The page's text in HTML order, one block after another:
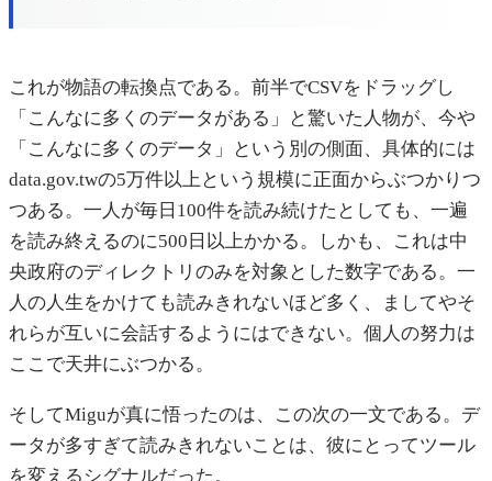
これが物語の転換点である。前半でCSVをドラッグし
「こんなに多くのデータがある」と驚いた人物が、今や
「こんなに多くのデータ」という別の側面、具体的には
data.gov.twの5万件以上という規模に正面からぶつかりつ
つある。一人が毎日100件を読み続けたとしても、一遍
を読み終えるのに500日以上かかる。しかも、これは中
央政府のディレクトリのみを対象とした数字である。一
人の人生をかけても読みきれないほど多く、ましてやそ
れらが互いに会話するようにはできない。個人の努力は
ここで天井にぶつかる。
そしてMiguが真に悟ったのは、この次の一文である。デ
ータが多すぎて読みきれないことは、彼にとってツール
を変えるシグナルだった。